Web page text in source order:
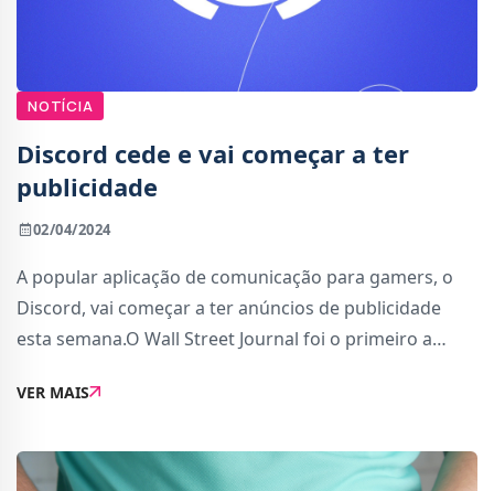
NOTÍCIA
Discord cede e vai começar a ter
publicidade
02/04/2024
A popular aplicação de comunicação para gamers, o
Discord, vai começar a ter anúncios de publicidade
esta semana.O Wall Street Journal foi o primeiro a
com os planos da companhia, e mais ta
VER MAIS